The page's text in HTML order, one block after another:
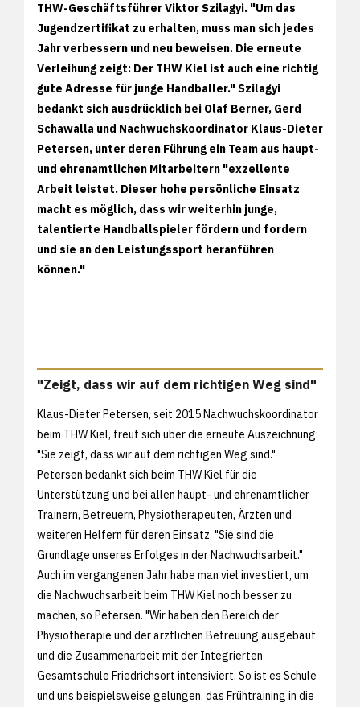
THW-Geschäftsführer Viktor Szilagyi. "Um das
Jugendzertifikat zu erhalten, muss man sich jedes
Jahr verbessern und neu beweisen. Die erneute
Verleihung zeigt: Der THW Kiel ist auch eine richtig
gute Adresse für junge Handballer." Szilagyi
bedankt sich ausdrücklich bei Olaf Berner, Gerd
Schawalla und Nachwuchskoordinator Klaus-Dieter
Petersen, unter deren Führung ein Team aus haupt-
und ehrenamtlichen Mitarbeitern "exzellente
Arbeit leistet. Dieser hohe persönliche Einsatz
macht es möglich, dass wir weiterhin junge,
talentierte Handballspieler fördern und fordern
und sie an den Leistungssport heranführen
können."
"Zeigt, dass wir auf dem richtigen Weg sind"
Klaus-Dieter Petersen, seit 2015 Nachwuchskoordinator
beim THW Kiel, freut sich über die erneute Auszeichnung:
"Sie zeigt, dass wir auf dem richtigen Weg sind."
Petersen bedankt sich beim THW Kiel für die
Unterstützung und bei allen haupt- und ehrenamtlicher
Trainern, Betreuern, Physiotherapeuten, Ärzten und
weiteren Helfern für deren Einsatz. "Sie sind die
Grundlage unseres Erfolges in der Nachwuchsarbeit."
Auch im vergangenen Jahr habe man viel investiert, um
die Nachwuchsarbeit beim THW Kiel noch besser zu
machen, so Petersen. "Wir haben den Bereich der
Physiotherapie und der ärztlichen Betreuung ausgebaut
und die Zusammenarbeit mit der Integrierten
Gesamtschule Friedrichsort intensiviert. So ist es Schule
und uns beispielsweise gelungen, das Frühtraining in die